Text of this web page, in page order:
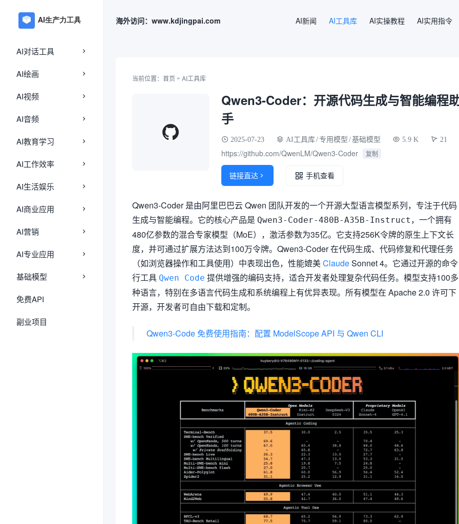
AI对话工具
AI绘画
AI视频
AI音频
AI教育学习
AI工作效率
AI生活娱乐
AI商业应用
AI营销
AI专业应用
基础模型
免费API
副业项目
海外访问：www.kdjingpai.com AI新闻 AI工具库 AI实操教程 AI实用指令
当前位置： 首页 » AI工具库
Qwen3-Coder：开源代码生成与智能编程
手
2025-07-23 AI工具库/专用模型 /基础模型 5.9 K 21
https://github.com/QwenLM/Qwen3-Coder 复制
链接直达  手机查看
Qwen3-Coder 是由阿里巴巴云 Qwen 团队开发的一个开源大型语言模型系列，专注于代码
生成与智能编程。它的核心产品是 Qwen3-Coder-480B-A35B-Instruct ，一个拥有
480亿参数的混合专家模型（MoE），激活参数为35亿。它支持256K令牌的原生上下文长
度，并可通过扩展方法达到100万令牌。Qwen3-Coder 在代码生成、代码修复和代理任务
（如浏览器操作和工具使用）中表现出色，性能媲美ClaudeSonnet 4。它通过开源的命令
行工具 Qwen Code 提供增强的编码支持，适合开发者处理复杂代码任务。模型支持100多
种语言，特别在多语言代码生成和系统编程上有优异表现。所有模型在 Apache 2.0 许可下
开源，开发者可自由下载和定制。
Qwen3-Code 免费使用指南：配置 ModelScope API 与 Qwen CLI